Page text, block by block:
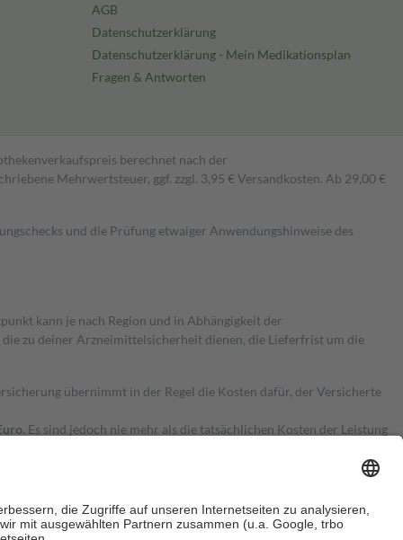
AGB
Datenschutzerklärung
Datenschutzerklärung - Mein Medikationsplan
Fragen & Antworten
berechnet nach der
Mehrwertsteuer, ggf. zzgl. 3,95 € Versandkosten. Ab 29,00 €
und die Prüfung etwaiger Anwendungshinweise des
kann je nach Region und in Abhängigkeit der
zu deiner Arzneimittelsicherheit dienen, die Lieferfrist um die
übernimmt in der Regel die Kosten dafür, der Versicherte
Es sind jedoch nie mehr als die tatsächlichen Kosten der Leistung
Zuzahlungen an bei: